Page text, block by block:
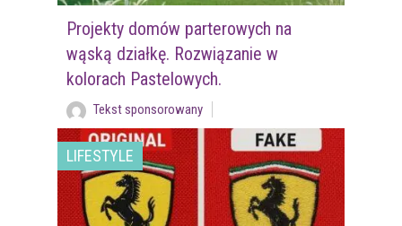
Projekty domów parterowych na
wąską działkę. Rozwiązanie w
kolorach Pastelowych.
Tekst sponsorowany
LIFESTYLE